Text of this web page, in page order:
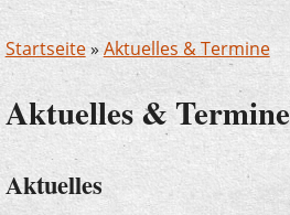
Startseite»Aktuelles & Termine
Aktuelles & Termine
Aktuelles